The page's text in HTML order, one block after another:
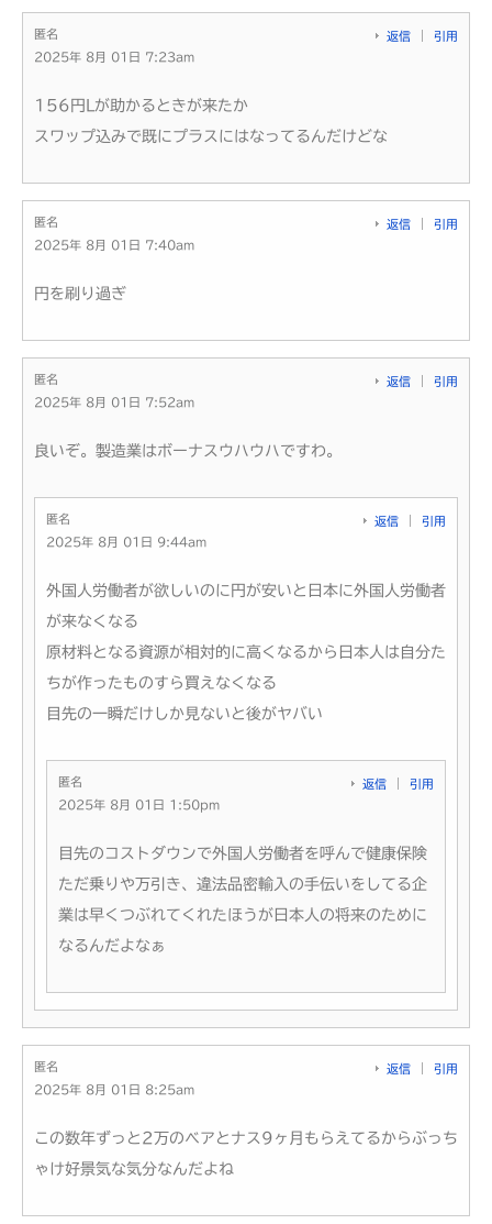
匿名
2025年 8月 01日 7:23am
返信 引用
156円Lが助かるときが来たか
スワップ込みで既にプラスにはなってるんだけどな
匿名
2025年 8月 01日 7:40am
返信 引用
円を刷り過ぎ
匿名
2025年 8月 01日 7:52am
返信 引用
良いぞ。製造業はボーナスウハウハですわ。
匿名
2025年 8月 01日 9:44am
返信 引用
外国人労働者が欲しいのに円が安いと日本に外国人労働者
が来なくなる
原材料となる資源が相対的に高くなるから日本人は自分た
ちが作ったものすら買えなくなる
目先の一瞬だけしか見ないと後がヤバい
匿名
2025年 8月 01日 1:50pm
返信 引用
目先のコストダウンで外国人労働者を呼んで健康保険
ただ乗りや万引き、違法品密輸入の手伝いをしてる企
業は早くつぶれてくれたほうが日本人の将来のために
なるんだよなぁ
匿名
2025年 8月 01日 8:25am
返信 引用
この数年ずっと2万のベアとナス9ヶ月もらえてるからぶっち
ゃけ好景気な気分なんだよね